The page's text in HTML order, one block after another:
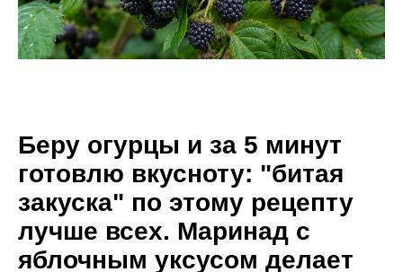
Беру огурцы и за 5 минут
готовлю вкусноту: "битая
закуска" по этому рецепту
лучше всех. Маринад с
яблочным уксусом делает